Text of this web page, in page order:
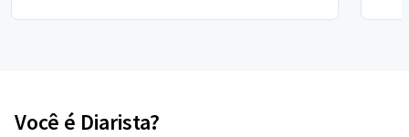
Você é Diarista?